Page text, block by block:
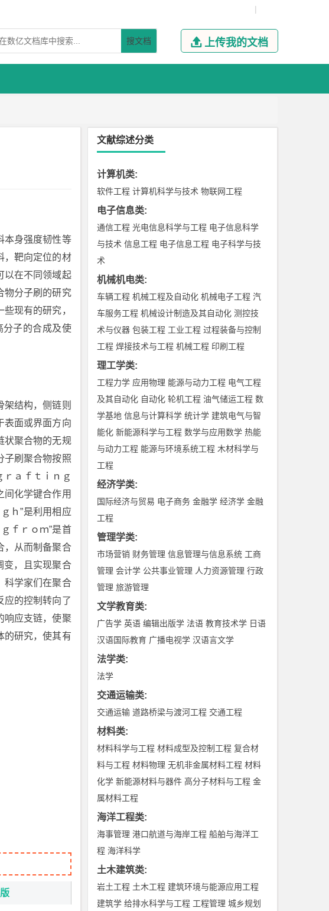
|
搜文档  上传我的文档
本身强度韧性等
，靶向定位的材
以在不同领域起
物分子刷的研究
现有的研究，
分子的合成及使
结构，侧链则
表面或界面方向
状聚合物的无规
子刷聚合物按照
ｒａｆｔｉｎｇ
间化学键合作用
ｈ”是利用相应
ｆｒｏｍ”是首
，从而制备聚合
变，且实现聚合
科学家们在聚合
应的控制转向了
响应支链，使聚
的研究，使其有
文献综述分类
计算机类:
软件工程 计算机科学与技术 物联网工程
电子信息类:
通信工程 光电信息科学与工程 电子信息科学
与技术 信息工程 电子信息工程 电子科学与技
术
机械机电类:
车辆工程 机械工程及自动化 机械电子工程 汽
车服务工程 机械设计制造及其自动化 测控技
术与仪器 包装工程 工业工程 过程装备与控制
工程 焊接技术与工程 机械工程 印刷工程
理工学类:
工程力学 应用物理 能源与动力工程 电气工程
及其自动化 自动化 轮机工程 油气储运工程 数
学基地 信息与计算科学 统计学 建筑电气与智
能化 新能源科学与工程 数学与应用数学 热能
与动力工程 能源与环境系统工程 木材科学与
工程
经济学类:
国际经济与贸易 电子商务 金融学 经济学 金融
工程
管理学类:
市场营销 财务管理 信息管理与信息系统 工商
管理 会计学 公共事业管理 人力资源管理 行政
管理 旅游管理
文学教育类:
广告学 英语 编辑出版学 法语 教育技术学 日语
汉语国际教育 广播电视学 汉语言文学
法学类:
法学
交通运输类:
交通运输 道路桥梁与渡河工程 交通工程
材料类:
材料科学与工程 材料成型及控制工程 复合材
料与工程 材料物理 无机非金属材料工程 材料
化学 新能源材料与器件 高分子材料与工程 金
属材料工程
海洋工程类:
海事管理 港口航道与海岸工程 船舶与海洋工
程 海洋科学
土木建筑类:
岩土工程 土木工程 建筑环境与能源应用工程
建筑学 给排水科学与工程 工程管理 城乡规划